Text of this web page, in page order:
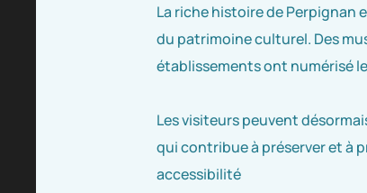
La riche histoire de Perpignan
du patrimoine culturel. Des
établissements ont numérisé
Les visiteurs peuvent
qui contribue à préserver et à
accessibilité